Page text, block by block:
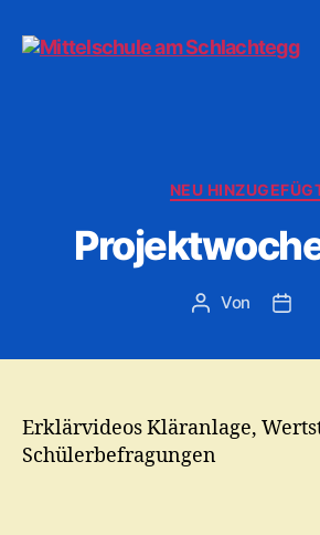
NEU
Beitragsautor
Von
Erklärvideos Kläranlage,
Schülerbefragungen